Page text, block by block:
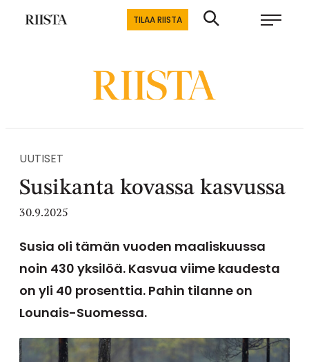
Siirry
Riistalehti.fi
TILAA RIISTA
UUTISET
Susikanta kovassa kasvussa
30.9.2025
Susia oli tämän vuoden maaliskuussa
noin 430 yksilöä. Kasvua viime kaudesta
on yli 40 prosenttia. Pahin tilanne on
Lounais-Suomessa.